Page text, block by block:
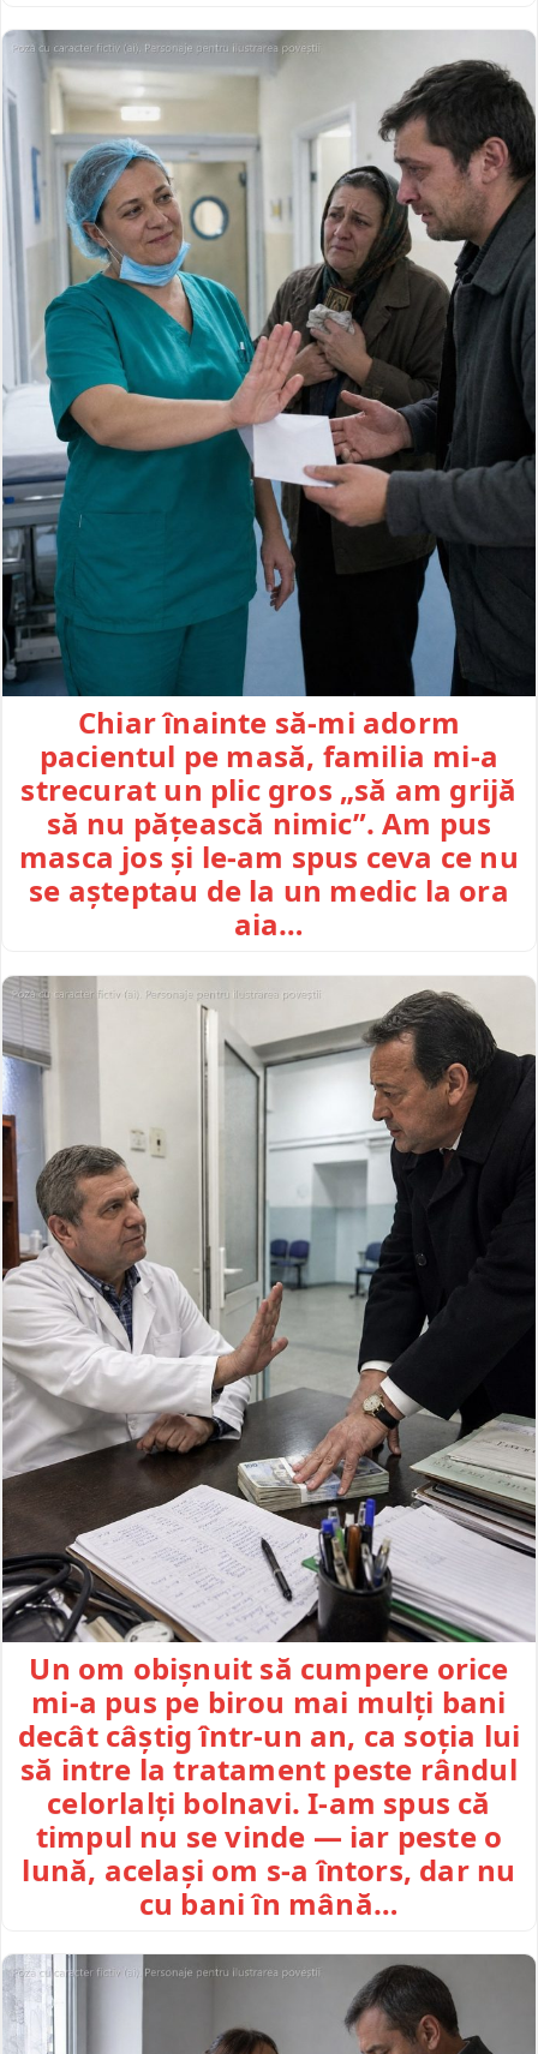
Chiar înainte să-mi adorm
pacientul pe masă, familia mi-a
strecurat un plic gros „să am grijă
să nu pățească nimic”. Am pus
masca jos și le-am spus ceva ce nu
se așteptau de la un medic la ora
aia…
Un om obișnuit să cumpere orice
mi-a pus pe birou mai mulți bani
decât câștig într-un an, ca soția lui
să intre la tratament peste rândul
celorlalți bolnavi. I-am spus că
timpul nu se vinde — iar peste o
lună, același om s-a întors, dar nu
cu bani în mână…